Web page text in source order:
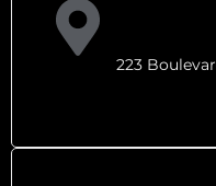
223